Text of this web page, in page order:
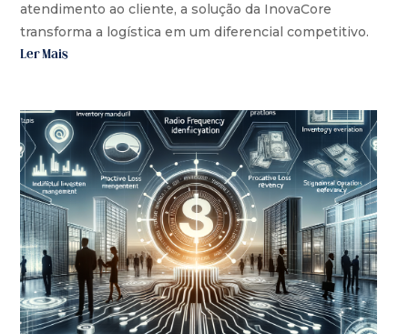
atendimento ao cliente, a solução da InovaCore
transforma a logística em um diferencial competitivo.
Ler Mais